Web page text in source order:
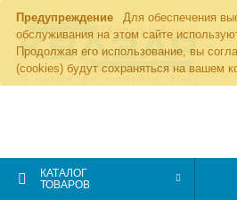
Предупреждение
Для обеспечения
обслуживания на этом сайте
Продолжая его использование, вы
(cookies) будут сохраняться на вашем
КАТАЛОГ
ТОВАРОВ